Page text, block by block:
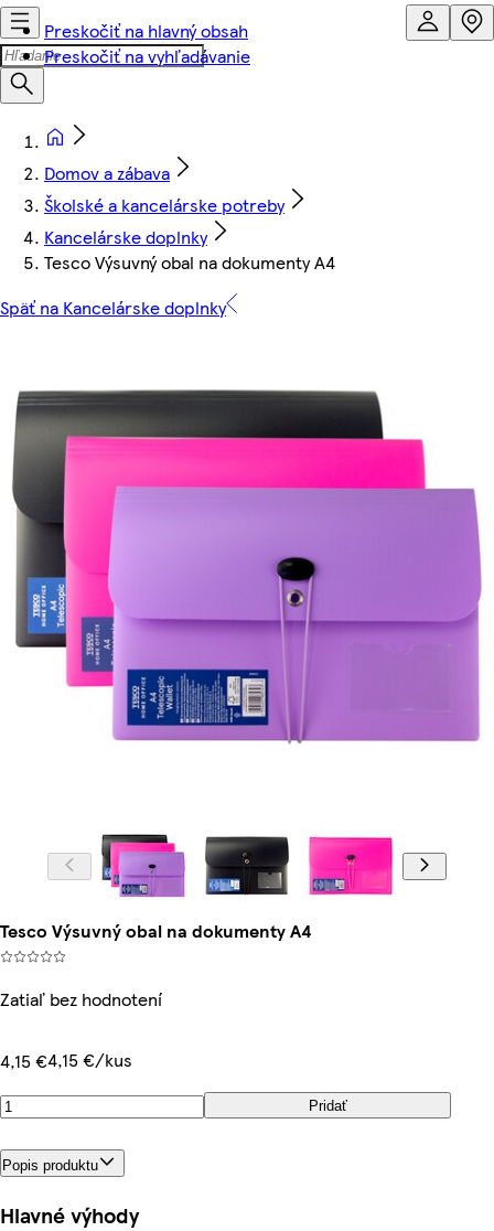
Preskočiť na hlavný obsah
Preskočiť na vyhľadávanie
Domov a zábava
Školské a kancelárske potreby
Kancelárske doplnky
Tesco Výsuvný obal na dokumenty A4
Späť na Kancelárske doplnky
Tesco Výsuvný obal na dokumenty A4
Zatiaľ bez hodnotení
4,15 €4,15 €/kus
Pridať
Popis produktu
Hlavné výhody